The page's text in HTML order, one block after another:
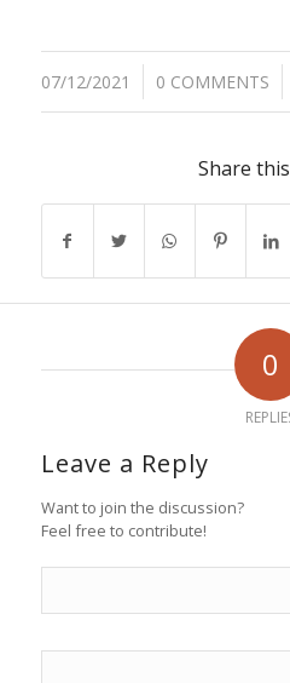
07/12/2021 0 COMMENTS
Share
0
Leave a Reply
Want to join the discussion?
Feel free to contribute!